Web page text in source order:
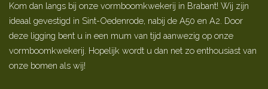
Kom dan langs bij onze vormboomkwekerij in Brabant! Wij zijn
ideaal gevestigd in Sint-Oedenrode, nabij de A50 en A2. Door
deze ligging bent u in een mum van tijd aanwezig op onze
vormboomkwekerij. Hopelijk wordt u dan net zo enthousiast van
onze bomen als wij!